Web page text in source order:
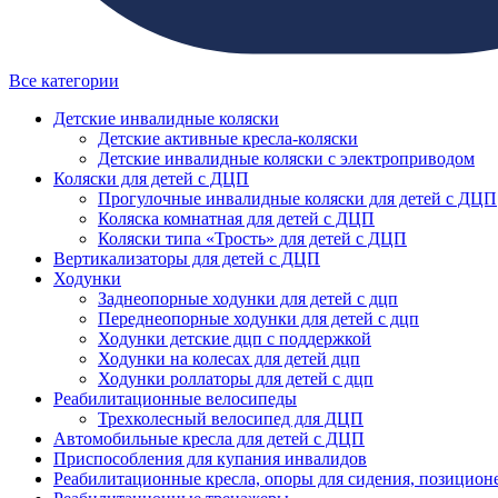
Все категории
Детские инвалидные коляски
Детские активные кресла-коляски
Детские инвалидные коляски с электроприводом
Коляски для детей с ДЦП
Прогулочные инвалидные коляски для детей с ДЦП
Коляска комнатная для детей с ДЦП
Коляски типа «Трость» для детей с ДЦП
Вертикализаторы для детей с ДЦП
Ходунки
Заднеопорные ходунки для детей с дцп
Переднеопорные ходунки для детей с дцп
Ходунки детские дцп с поддержкой
Ходунки на колесах для детей дцп
Ходунки роллаторы для детей с дцп
Реабилитационные велосипеды
Трехколесный велосипед для ДЦП
Автомобильные кресла для детей с ДЦП
Приспособления для купания инвалидов
Реабилитационные кресла, опоры для сидения,